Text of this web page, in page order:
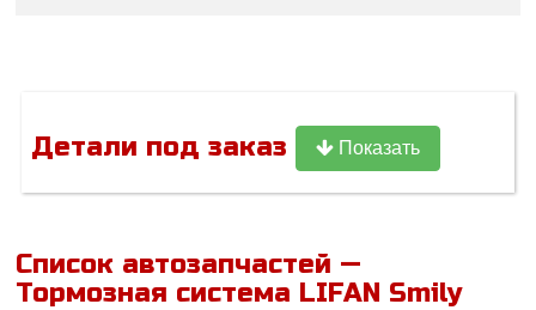
Детали под заказ Показать
Список автозапчастей —
Тормозная система LIFAN Smily